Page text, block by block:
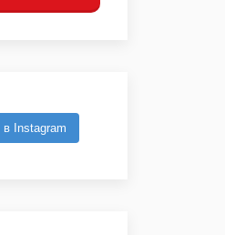
в Instagram